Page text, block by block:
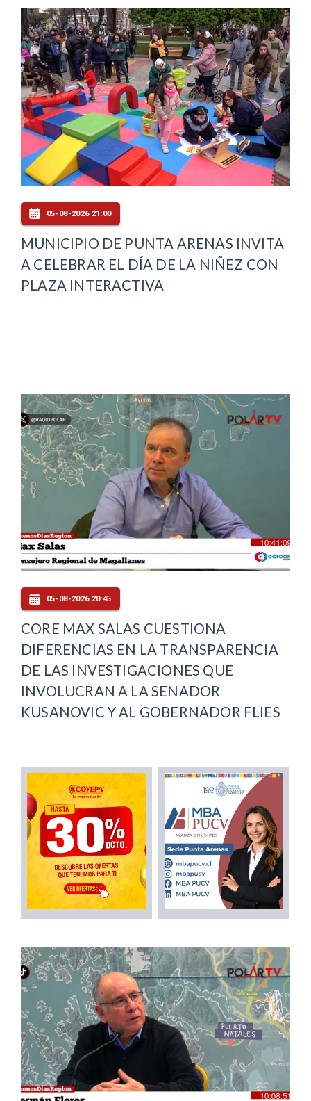
05-08-2026 21:00
MUNICIPIO DE PUNTA ARENAS INVITA
A CELEBRAR EL DÍA DE LA NIÑEZ CON
PLAZA INTERACTIVA
05-08-2026 20:45
CORE MAX SALAS CUESTIONA
DIFERENCIAS EN LA TRANSPARENCIA
DE LAS INVESTIGACIONES QUE
INVOLUCRAN A LA SENADOR
KUSANOVIC Y AL GOBERNADOR FLIES